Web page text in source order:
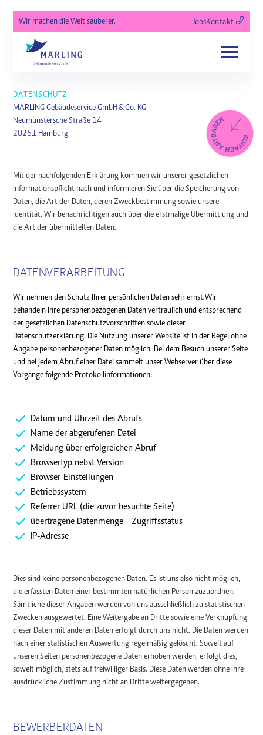
Wir machen die Welt sauberer. JobsKontakt
DATENSCHUTZ
MARLING Gebäudeservice GmbH & Co. KG
Neumünstersche Straße 14
20251 Hamburg
Mit der nachfolgenden Erklärung kommen wir unserer gesetzlichen
Informationspflicht nach und informieren Sie über die Speicherung von
Daten, die Art der Daten, deren Zweckbestimmung sowie unsere
Identität. Wir benachrichtigen auch über die erstmalige Übermittlung und
die Art der übermittelten Daten.
DATENVERARBEITUNG
Wir nehmen den Schutz Ihrer persönlichen Daten sehr ernst.Wir
behandeln Ihre personenbezogenen Daten vertraulich und entsprechend
der gesetzlichen Datenschutzvorschriften sowie dieser
Datenschutzerklärung. Die Nutzung unserer Website ist in der Regel ohne
Angabe personenbezogener Daten möglich. Bei dem Besuch unserer Seite
und bei jedem Abruf einer Datei sammelt unser Webserver über diese
Vorgänge folgende Protokollinformationen:
Datum und Uhrzeit des Abrufs
Name der abgerufenen Datei
Meldung über erfolgreichen Abruf
Browsertyp nebst Version
Browser-Einstellungen
Betriebssystem
Referrer URL (die zuvor besuchte Seite)
übertragene Datenmenge Zugriffsstatus
IP-Adresse
Dies sind keine personenbezogenen Daten. Es ist uns also nicht möglich,
die erfassten Daten einer bestimmten natürlichen Person zuzuordnen.
Sämtliche dieser Angaben werden von uns ausschließlich zu statistischen
Zwecken ausgewertet. Eine Weitergabe an Dritte sowie eine Verknüpfung
dieser Daten mit anderen Daten erfolgt durch uns nicht. Die Daten werden
nach einer statistischen Auswertung regelmäßig gelöscht. Soweit auf
unseren Seiten personenbezogene Daten erhoben werden, erfolgt dies,
soweit möglich, stets auf freiwilliger Basis. Diese Daten werden ohne Ihre
ausdrückliche Zustimmung nicht an Dritte weitergegeben.
BEWERBERDATEN